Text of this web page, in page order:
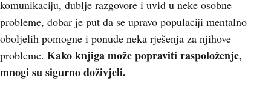
komunikaciju, dublje razgovore i uvid u neke osobne
probleme, dobar je put da se upravo populaciji mentalno
oboljelih pomogne i ponude neka rješenja za njihove
probleme. Kako knjiga može popraviti raspoloženje,
mnogi su sigurno doživjeli.